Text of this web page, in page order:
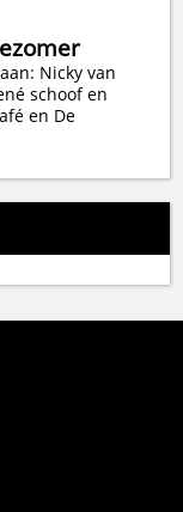
Nicky van
schoof en
en De